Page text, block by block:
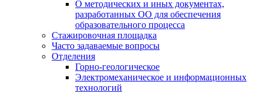
О методических и иных документах,
разработанных ОО для обеспечения
образовательного процесса
Стажировочная площадка
Часто задаваемые вопросы
Отделения
Горно-геологическое
Электромеханическое и информационных
технологий